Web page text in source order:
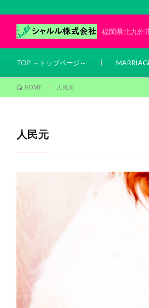
福岡県北九州
TOP ～トップページ～
HOME 人民元
人民元